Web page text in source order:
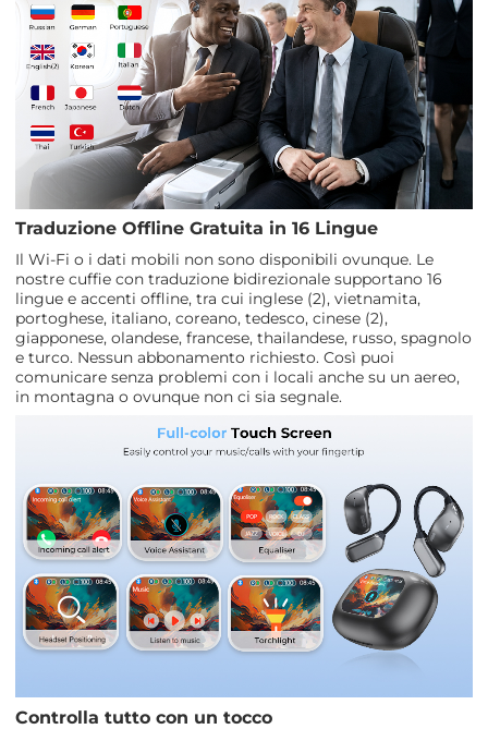
Traduzione Offline Gratuita in 16 Lingue
Il Wi-Fi o i dati mobili non sono disponibili ovunque. Le
nostre cuffie con traduzione bidirezionale supportano 16
lingue e accenti offline, tra cui inglese (2), vietnamita,
portoghese, italiano, coreano, tedesco, cinese (2),
giapponese, olandese, francese, thailandese, russo, spagnolo
e turco. Nessun abbonamento richiesto. Così puoi
comunicare senza problemi con i locali anche su un aereo,
in montagna o ovunque non ci sia segnale.
Controlla tutto con un tocco